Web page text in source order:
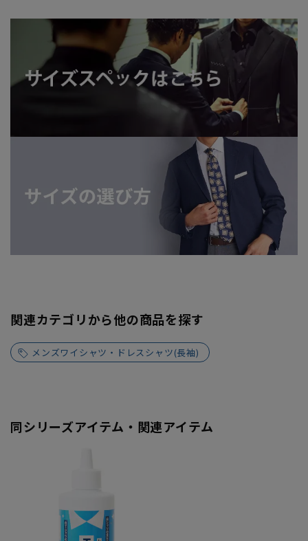
関連カテゴリから他の商品を探す
メンズワイシャツ・ドレスシャツ(長袖)
同シリーズアイテム・関連アイテム